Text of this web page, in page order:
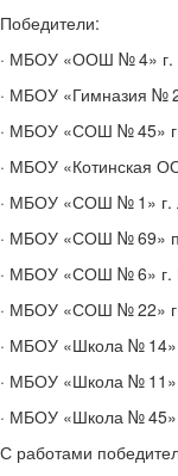
Победители:
· МБОУ «ООШ № 4» г.
· МБОУ «Гимназия №
· МБОУ «СОШ № 45»
· МБОУ «Котинская
· МБОУ «СОШ № 1» г.
· МБОУ «СОШ № 69» п.
· МБОУ «СОШ № 6» г.
· МБОУ «СОШ № 22»
· МБОУ «Школа № 14»
· МБОУ «Школа № 11»
· МБОУ «Школа № 45»
С работами